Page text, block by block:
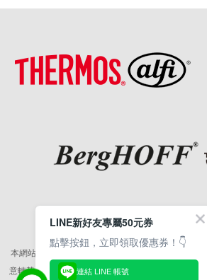
本網站所有相關素材(含照片、圖片、影音、文字等)
意轉載作為商業使用，並籲請尊重各代言人之肖像權